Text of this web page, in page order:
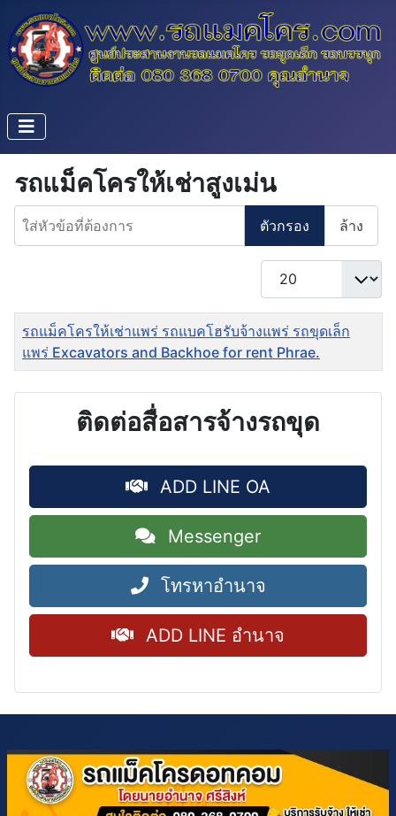
รถแม็คโครให้เช่าสูงเม่น
ใส่หัวข้อที่ต้องการ
ตัวกรอง ล้าง
แสดง #
ชื่อ
รถแม็คโครให้เช่าแพร่ รถแบคโฮรับจ้างแพร่ รถขุดเล็ก
แพร่ Excavators and Backhoe for rent Phrae.
ติดต่อสื่อสารจ้างรถขุด
ADD LINE OA
Messenger
โทรหาอำนาจ
ADD LINE อำนาจ